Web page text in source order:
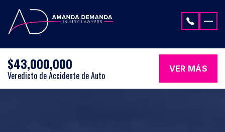
$43,000,000
Veredicto de Accidente de Auto
VER MÁS